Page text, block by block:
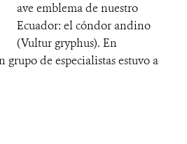
ave emblema de nuestro
Ecuador: el cóndor andino
(Vultur gryphus). En
grupo de especialistas estuvo a